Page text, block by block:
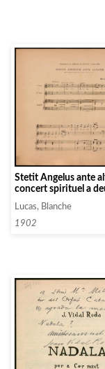
Stetit Angelus ante
concert spirituel a
Lucas, Blanche
1902